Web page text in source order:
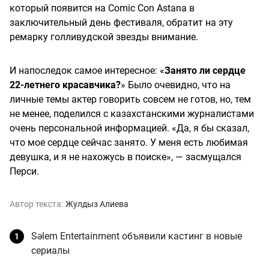
который появится на Comic Con Astana в
заключительный день фестиваля, обратит на эту
ремарку голливудской звезды внимание.
И напоследок самое интересное: «Занято ли сердце
22-летнего красавчика?» Было очевидно, что на
личные темы актер говорить совсем не готов, но, тем
не менее, поделился с казахстанскими журналистами
очень персональной информацией. «Да, я бы сказал,
что мое сердце сейчас занято. У меня есть любимая
девушка, и я не нахожусь в поиске», — засмущался
Перси.
Автор текста: Жулдыз Алиева
Sәlem Entertainment объявили кастинг в новые
сериалы